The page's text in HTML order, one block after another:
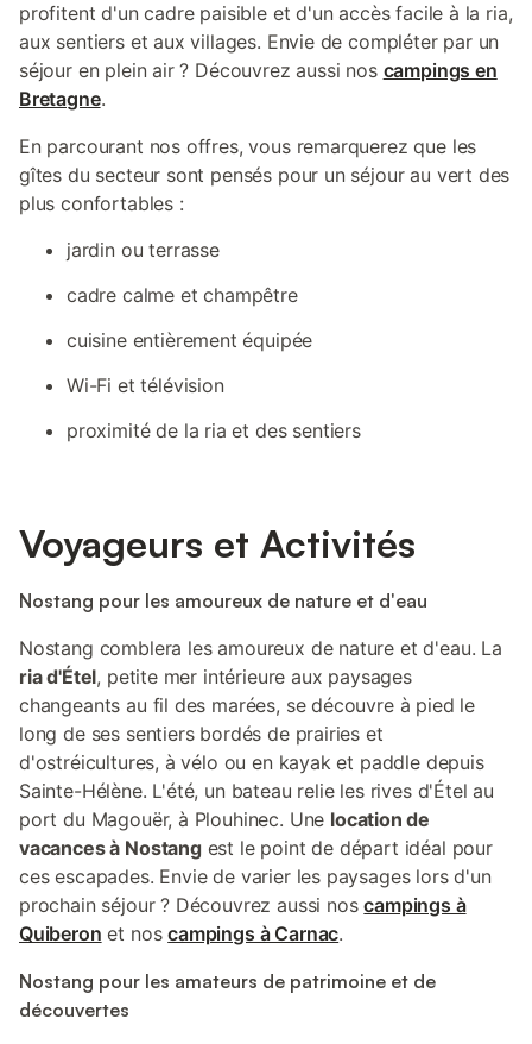
profitent d'un cadre paisible et d'un accès facile à la ria,
aux sentiers et aux villages. Envie de compléter par un
séjour en plein air ? Découvrez aussi nos campings en
Bretagne.
En parcourant nos offres, vous remarquerez que les
gîtes du secteur sont pensés pour un séjour au vert des
plus confortables :
jardin ou terrasse
cadre calme et champêtre
cuisine entièrement équipée
Wi-Fi et télévision
proximité de la ria et des sentiers
Voyageurs et Activités
Nostang pour les amoureux de nature et d'eau
Nostang comblera les amoureux de nature et d'eau. La
ria d'Étel, petite mer intérieure aux paysages
changeants au fil des marées, se découvre à pied le
long de ses sentiers bordés de prairies et
d'ostréicultures, à vélo ou en kayak et paddle depuis
Sainte-Hélène. L'été, un bateau relie les rives d'Étel au
port du Magouër, à Plouhinec. Une location de
vacances à Nostangest le point de départ idéal pour
ces escapades. Envie de varier les paysages lors d'un
prochain séjour ? Découvrez aussi noscampings à
Quiberon et noscampings à Carnac.
Nostang pour les amateurs de patrimoine et de
découvertes